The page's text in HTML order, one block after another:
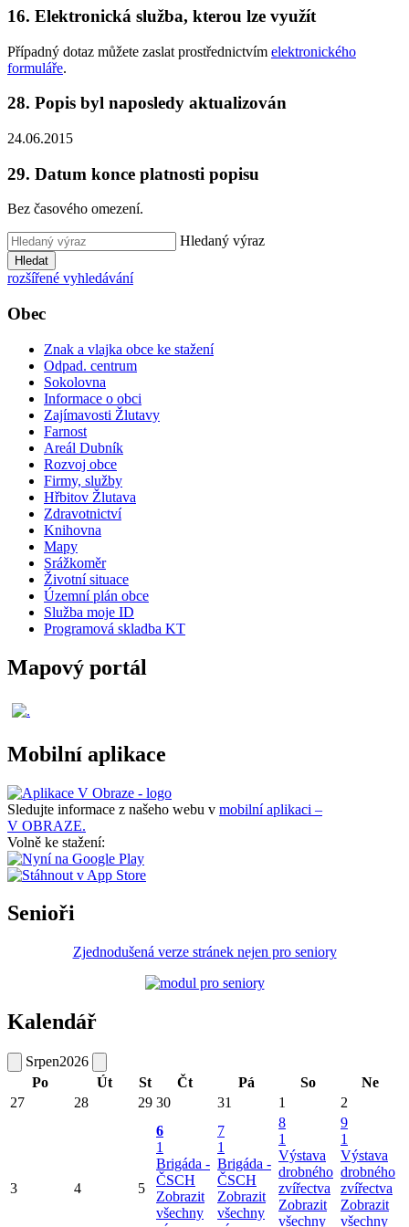
16. Elektronická služba, kterou lze využít
Případný dotaz můžete zaslat prostřednictvím elektronického
formuláře.
28. Popis byl naposledy aktualizován
24.06.2015
29. Datum konce platnosti popisu
Bez časového omezení.
Hledaný výraz
Hledat
rozšířené vyhledávání
Obec
Znak a vlajka obce ke stažení
Odpad. centrum
Sokolovna
Informace o obci
Zajímavosti Žlutavy
Farnost
Areál Dubník
Rozvoj obce
Firmy, služby
Hřbitov Žlutava
Zdravotnictví
Knihovna
Mapy
Srážkoměr
Životní situace
Územní plán obce
Služba moje ID
Programová skladba KT
Mapový portál
Mobilní aplikace
Sledujte informace z našeho webu v mobilní aplikaci –
V OBRAZE.
Volně ke stažení:
Senioři
Zjednodušená verze stránek nejen pro seniory
Kalendář
Srpen2026
Po
Út St Čt Pá So
Ne
27
28 29 30 31 1 2
3 4 5
6
1
Brigáda -
ČSCH
Zobrazit
všechny
7
1
Brigáda -
ČSCH
Zobrazit
všechny
8
1
Výstava
drobného
zvířectva
Zobrazit
všechny
9
1
Výstava
drobného
zvířectva
Zobrazit
všechny